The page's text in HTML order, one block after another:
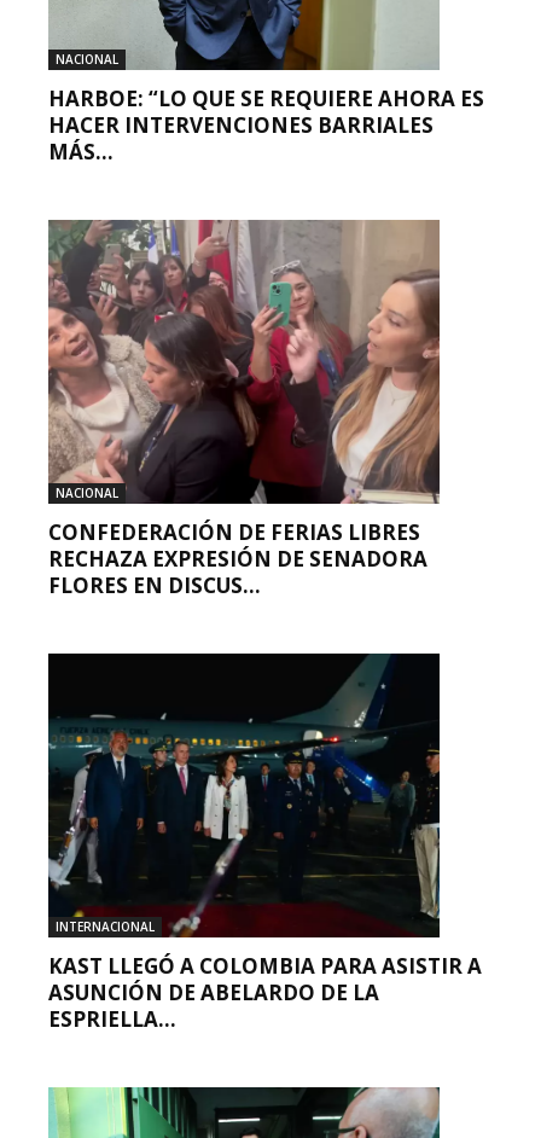
NACIONAL
HARBOE: “LO QUE SE REQUIERE AHORA ES
HACER INTERVENCIONES BARRIALES
MÁS...
NACIONAL
CONFEDERACIÓN DE FERIAS LIBRES
RECHAZA EXPRESIÓN DE SENADORA
FLORES EN DISCUS...
INTERNACIONAL
KAST LLEGÓ A COLOMBIA PARA ASISTIR A
ASUNCIÓN DE ABELARDO DE LA
ESPRIELLA...